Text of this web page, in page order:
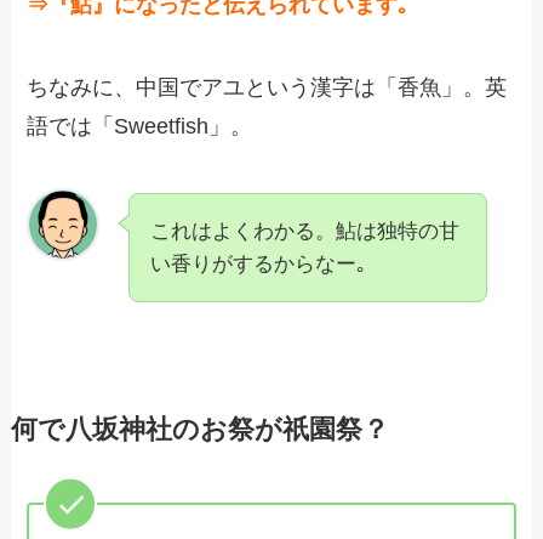
ちなみに、中国でアユという漢字は「香魚」。英
語では「Sweetfish」。
これはよくわかる。鮎は独特の甘
い香りがするからなー｡
何で八坂神社のお祭が祇園祭？